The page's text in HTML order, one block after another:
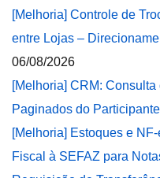
[Melhoria] Controle de
entre Lojas –
06/08/2026
[Melhoria] CRM:
Paginados do Participante
[Melhoria] Estoques e
Fiscal à SEFAZ para